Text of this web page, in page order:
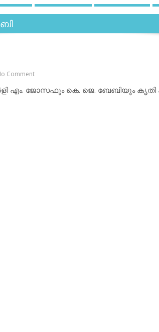
Comment
എം. ജോസഫും കെ. ജെ. ബേബിയും കൃതി